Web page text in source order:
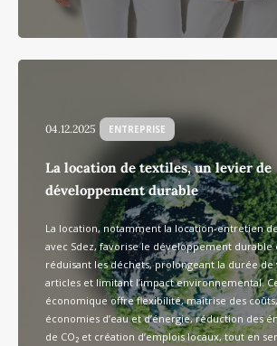
04.12.2025 ENTREPRISE
La location de textiles, un levier de
développement durable
La location, notamment la location-entretien
avec Sdez, favorise le développement durable
réduisant les déchets, prolongeant la durée de
articles et limitant l’impact environnemental.
économique offre flexibilité, maîtrise des coûts,
économies d’eau et d’énergie, réduction des
de CO₂ et création d’emplois locaux, tout en